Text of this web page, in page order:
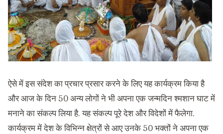
ऐसे में इस संदेश का प्रचार प्रसार करने के लिए यह कार्यक्रम किया है
और आज के दिन 50 अन्य लोगों ने भी अपना एक जन्मदिन श्मशान घाट में
मनाने का संकल्प लिया है. यह संकल्प पूरे देश और विदेशों में फैलेगा.
कार्यक्रम में देश के विभिन्न क्षेत्रों से आए उनके 50 भक्तों ने अपना एक